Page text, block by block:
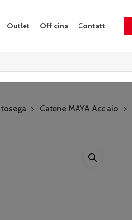
Outlet Officina Contatti
Catene MAYA Acciaio